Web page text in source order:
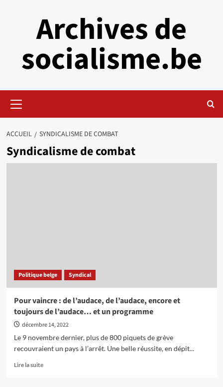
Archives de
socialisme.be
principal
ACCUEIL SYNDICALISME DE COMBAT
Syndicalisme de combat
Politique belge Syndical
Pour vaincre : de l’audace, de l’audace, encore et
toujours de l’audace… et un programme
décembre 14, 2022
Le 9 novembre dernier, plus de 800 piquets de grève
recouvraient un pays à l’arrêt. Une belle réussite, en dépit...
Lire la suiteEn